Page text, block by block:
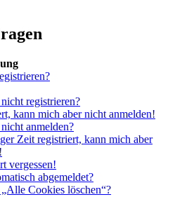
registrieren?
kann mich aber nicht anmelden!
anmelden?
Zeit registriert, kann mich aber
vergessen!
abgemeldet?
Cookies löschen“?